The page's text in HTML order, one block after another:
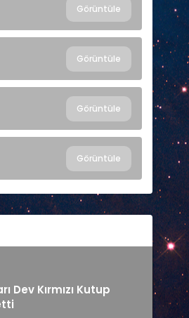
Görüntüle
Görüntüle
Görüntüle
Görüntüle
Dev Kırmızı Kutup